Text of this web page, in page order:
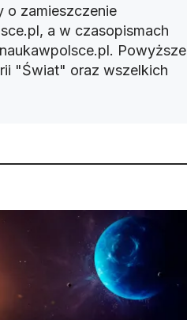
o zamieszczenie
a w czasopismach
Powyższe
"Świat" oraz wszelkich